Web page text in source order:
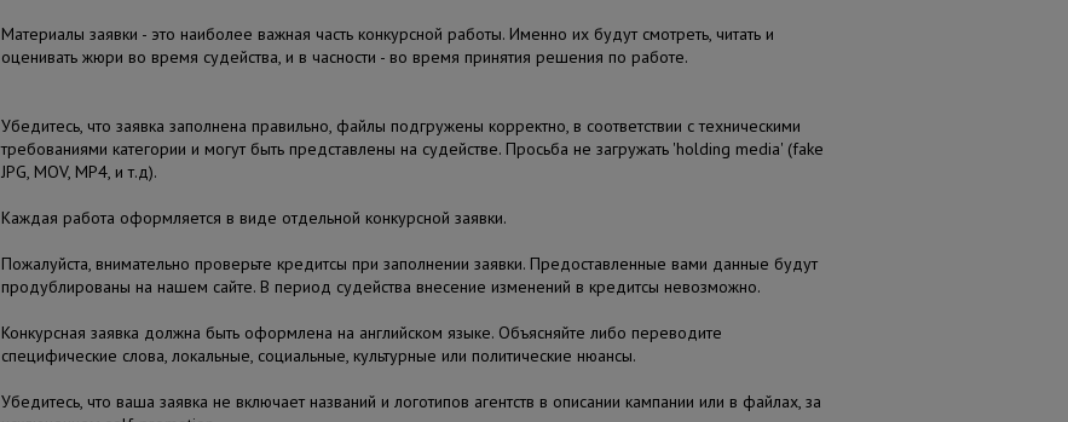
Материалы заявки - это наиболее важная часть конкурсной работы. Именно их будут смотреть, читать и
оценивать жюри во время судейства, и в часности - во время принятия решения по работе.
Убедитесь, что заявка заполнена правильно, файлы подгружены корректно, в соответствии с техническими
требованиями категории и могут быть представлены на судействе. Просьба не загружать 'holding media' (fake
JPG, MOV, MP4, и т.д).
Каждая работа оформляется в виде отдельной конкурсной заявки.
Пожалуйста, внимательно проверьте кредитсы при заполнении заявки. Предоставленные вами данные будут
продублированы на нашем сайте. В период судейства внесение изменений в кредитсы невозможно.
Конкурсная заявка должна быть оформлена на английском языке. Объясняйте либо переводите
специфические слова, локальные, социальные, культурные или политические нюансы.
Убедитесь, что ваша заявка не включает названий и логотипов агентств в описании кампании или в файлах, за